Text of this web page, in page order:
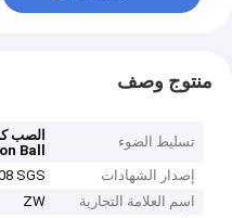
منتوج وصف
تسليط الضوء الصب
Ball
إصدار الشهادات
SGS
اسم العلامة التجارية
ZW